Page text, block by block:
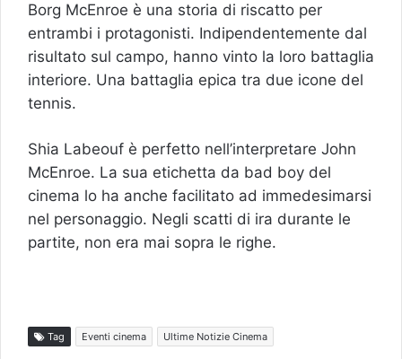
Borg McEnroe è una storia di riscatto per
entrambi i protagonisti. Indipendentemente dal
risultato sul campo, hanno vinto la loro battaglia
interiore. Una battaglia epica tra due icone del
tennis.
Shia Labeouf è perfetto nell’interpretare John
McEnroe. La sua etichetta da bad boy del
cinema lo ha anche facilitato ad immedesimarsi
nel personaggio. Negli scatti di ira durante le
partite, non era mai sopra le righe.
Tag Eventi cinema Ultime Notizie Cinema